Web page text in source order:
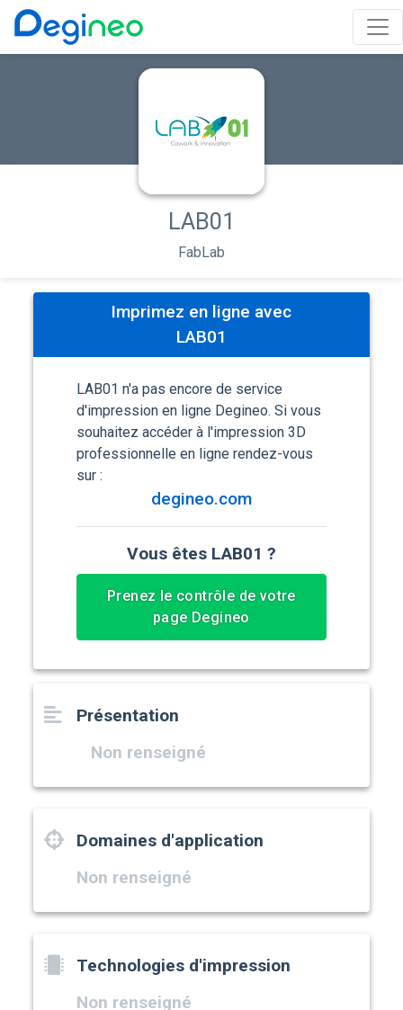
LAB01
FabLab
Présentation
Non renseigné
Domaines d'application
Non renseigné
Technologies d'impression
Non renseigné
Imprimez en ligne avec
LAB01
LAB01 n'a pas encore de service
d'impression en ligne Degineo. Si vous
souhaitez accéder à l'impression 3D
professionnelle en ligne rendez-vous
sur :
degineo.com
Vous êtes LAB01 ?
Prenez le contrôle de votre
page Degineo